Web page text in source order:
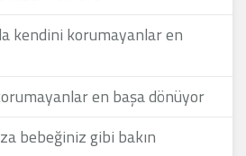
kendini korumayanlar en
en başa dönüyor
bebeğiniz gibi bakın